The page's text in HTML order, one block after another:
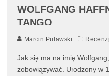
WOLFGANG
TANGO
Marcin Puławski
Jak się ma na imię
zobowiązywać. Urodzony w